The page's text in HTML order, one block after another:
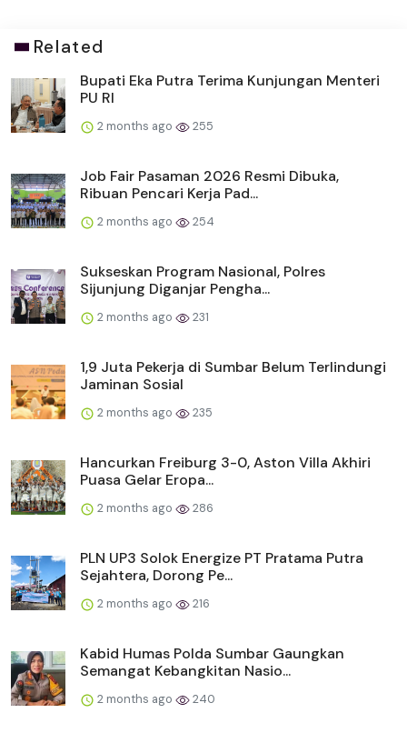
Related
Bupati Eka Putra Terima Kunjungan Menteri
PU RI
2 months ago 255
Job Fair Pasaman 2026 Resmi Dibuka,
Ribuan Pencari Kerja Pad...
2 months ago 254
Sukseskan Program Nasional, Polres
Sijunjung Diganjar Pengha...
2 months ago 231
1,9 Juta Pekerja di Sumbar Belum Terlindungi
Jaminan Sosial
2 months ago 235
Hancurkan Freiburg 3-0, Aston Villa Akhiri
Puasa Gelar Eropa...
2 months ago 286
PLN UP3 Solok Energize PT Pratama Putra
Sejahtera, Dorong Pe...
2 months ago 216
Kabid Humas Polda Sumbar Gaungkan
Semangat Kebangkitan Nasio...
2 months ago 240